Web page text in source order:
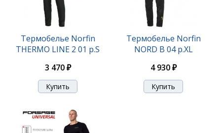
Термобелье Norfin
THERMO LINE 2 01 р.S
3 470 ₽
Термобелье Norfin
NORD B 04 р.XL
4 930 ₽